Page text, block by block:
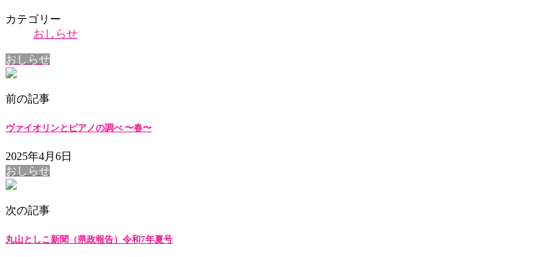
カテゴリー
おしらせ
おしらせ
前の記事
ヴァイオリンとピアノの調べ 〜春〜
2025年4月6日
おしらせ
次の記事
丸山としこ新聞（県政報告）令和7年夏号